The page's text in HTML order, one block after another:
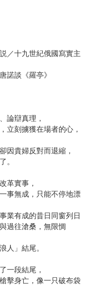
／十九世紀俄國寫實主
諾談《羅亭》
論辯真理，
立刻擄獲在場者的心，
因貴婦反對而退縮，
。
革實事，
事無成，只能不停地漂
業有成的昔日同窗列日
過往滄桑，無限惆
人」結尾。
一段結尾，
擊身亡，像一只破布袋